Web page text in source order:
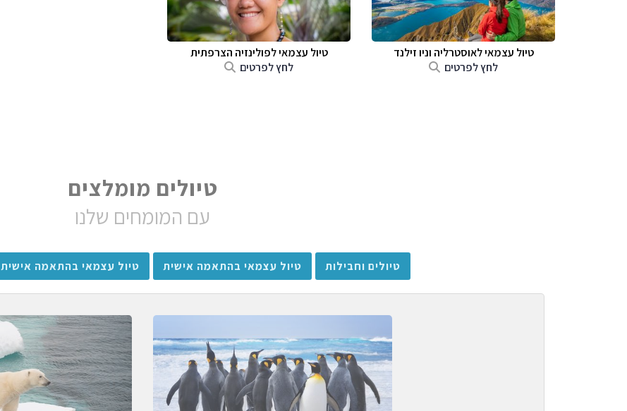
טיול עצמאי לאוסטרליה וניו זילנד
לחץ לפרטים
טיול עצמאי לפולינזיה הצרפתית
לחץ לפרטים
טיולים מומלצים
עם המומחים שלנו
טיולים וחבילות טיול עצמאי בהתאמה אישית טיול עצמאי בהתאמה אישית